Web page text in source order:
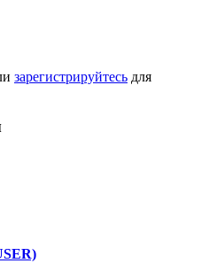
зарегистрируйтесь для